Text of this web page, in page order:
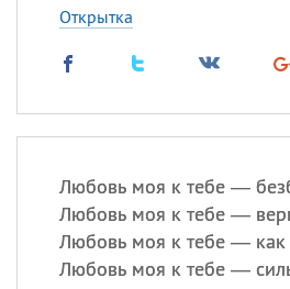
Открытка
Любовь моя к тебе —
Любовь моя к тебе —
Любовь моя к тебе — как
Любовь моя к тебе —